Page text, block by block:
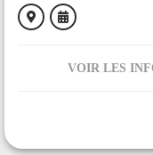
VOIR LES